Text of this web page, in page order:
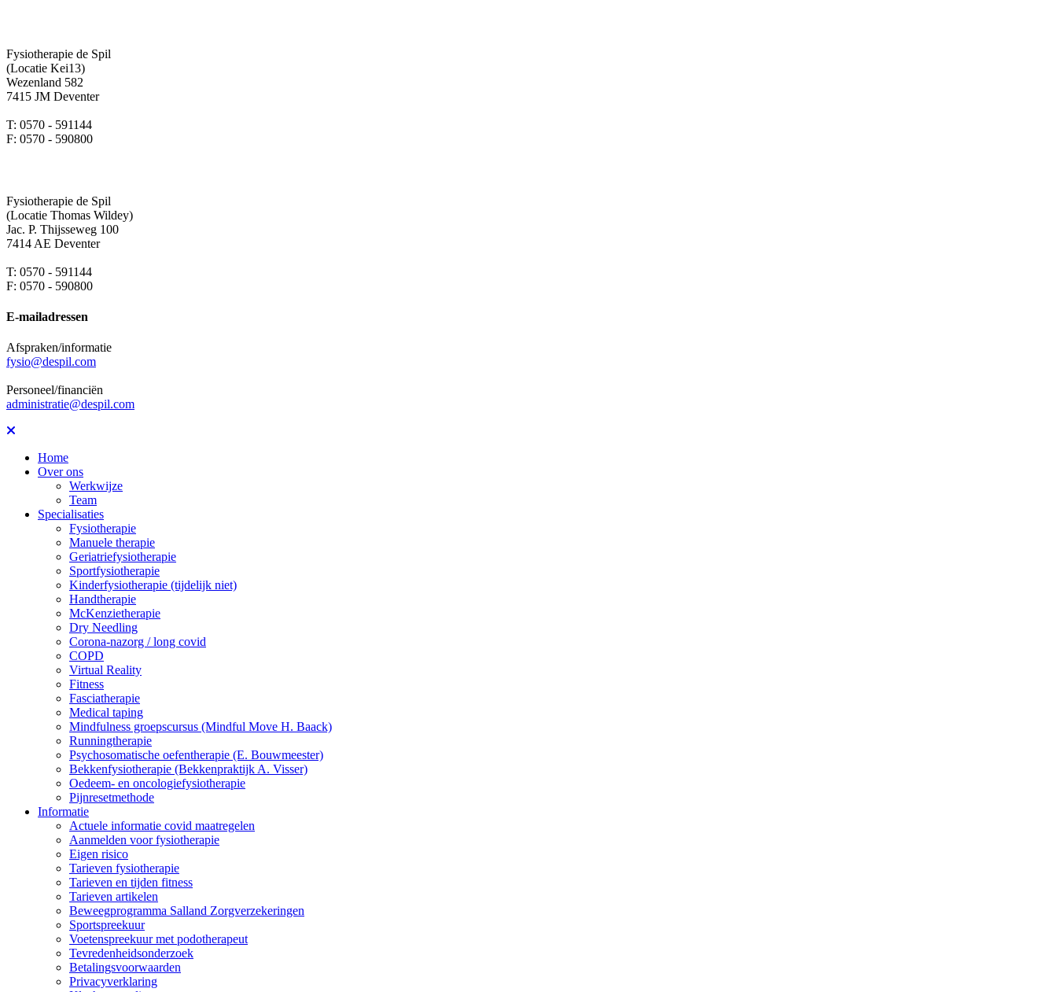
Fysiotherapie de Spil
(Locatie Kei13)
Wezenland 582
7415 JM Deventer
T: 0570 - 591144
F: 0570 - 590800
Fysiotherapie de Spil
(Locatie Thomas Wildey)
Jac. P. Thijsseweg 100
7414 AE Deventer
T: 0570 - 591144
F: 0570 - 590800
E-mailadressen
Afspraken/informatie
fysio@despil.com
Personeel/financiën
administratie@despil.com
Home
Over ons
Werkwijze
Team
Specialisaties
Fysiotherapie
Manuele therapie
Geriatriefysiotherapie
Sportfysiotherapie
Kinderfysiotherapie (tijdelijk niet)
Handtherapie
McKenzietherapie
Dry Needling
Corona-nazorg / long covid
COPD
Virtual Reality
Fitness
Fasciatherapie
Medical taping
Mindfulness groepscursus (Mindful Move H. Baack)
Runningtherapie
Psychosomatische oefentherapie (E. Bouwmeester)
Bekkenfysiotherapie (Bekkenpraktijk A. Visser)
Oedeem- en oncologiefysiotherapie
Pijnresetmethode
Informatie
Actuele informatie covid maatregelen
Aanmelden voor fysiotherapie
Eigen risico
Tarieven fysiotherapie
Tarieven en tijden fitness
Tarieven artikelen
Beweegprogramma Salland Zorgverzekeringen
Sportspreekuur
Voetenspreekuur met podotherapeut
Tevredenheidsonderzoek
Betalingsvoorwaarden
Privacyverklaring